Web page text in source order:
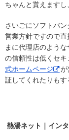
ちゃんと貰えますし
さいごにソフトバ
営業方針ですので直
まに代理店のよう
の信頼性は低くセ
式ホームページ
が
証してくれたりもす
熱湯ネット｜イン